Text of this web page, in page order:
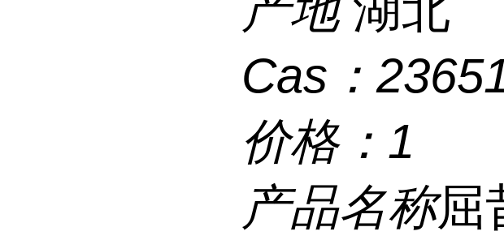
Cas：
价格： 1
产品名称屈